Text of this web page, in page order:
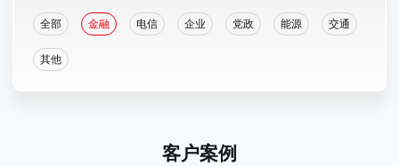
全部 金融 电信 企业 党政 能源 交通
其他
客户案例